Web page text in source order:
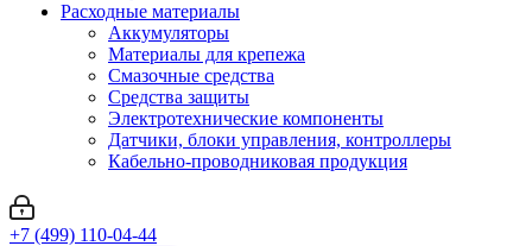
Расходные материалы
Аккумуляторы
Материалы для крепежа
Смазочные средства
Средства защиты
Электротехнические компоненты
Датчики, блоки управления, контроллеры
Кабельно-проводниковая продукция
+7 (499) 110-04-44